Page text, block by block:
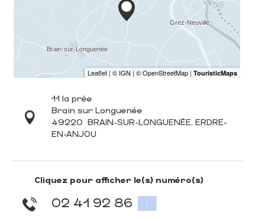
11 la prée
Brain sur Longuenée
49220 BRAIN-SUR-LONGUENÉE, ERDRE-
EN-ANJOU
Cliquez pour afficher le(s) numéro(s)
02 41 92 86 ▒▒